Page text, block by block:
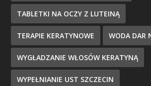
TABLETKI NA OCZY Z LUTEINĄ
TERAPIE KERATYNOWE WODA DAR
WYGŁADZANIE WŁOSÓW KERATYNĄ
WYPEŁNIANIE UST SZCZECIN